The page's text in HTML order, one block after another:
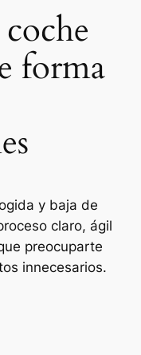
forma
y baja de
claro, ágil
preocuparte
innecesarios.